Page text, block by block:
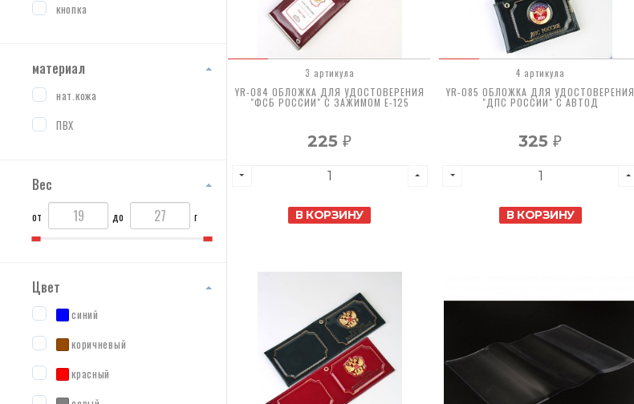
кнопка
материал
нат.кожа
ПВХ
Вес
от до г
Цвет
синий
коричневый
красный
3 артикула
YR-084 ОБЛОЖКА ДЛЯ УДОСТОВЕРЕНИЯ
"ФСБ РОССИИ" С ЗАЖИМОМ E-125
225₽
В КОРЗИНУ
4 артикула
YR-085 ОБЛОЖКА ДЛЯ УДОСТОВЕРЕНИЯ
"ДПС РОССИИ" С АВТОД
325₽
В КОРЗИНУ